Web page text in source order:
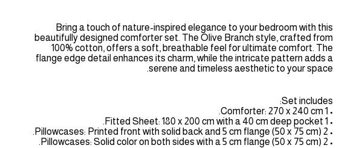
Bring a touch of nature-inspired elegance to your bedroom with this
beautifully designed comforter set. The Olive Branch style, crafted from
100% cotton, offers a soft, breathable feel for ultimate comfort. The
flange edge detail enhances its charm, while the intricate pattern adds a
serene and timeless aesthetic to your space.
Set includes:
• 1 Comforter: 270 x 240 cm.
• 1 Fitted Sheet: 180 x 200 cm with a 40 cm deep pocket.
• 2 Pillowcases: Printed front with solid back and 5 cm flange (50 x 75 cm).
• 2 Pillowcases: Solid color on both sides with a 5 cm flange (50 x 75 cm).